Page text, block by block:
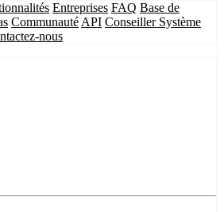
Entreprises FAQ Base de
Communauté API Conseiller Système
nous